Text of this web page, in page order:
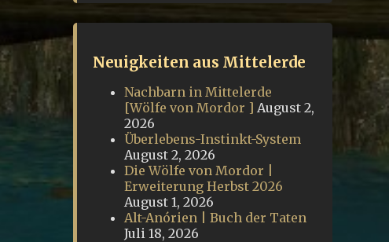
Neuigkeiten aus Mittelerde
Nachbarn in Mittelerde
[Wölfe von Mordor ] August 2,
2026
Überlebens-Instinkt-System
August 2, 2026
Die Wölfe von Mordor |
Erweiterung Herbst 2026
August 1, 2026
Alt-Anórien | Buch der Taten
Juli 18, 2026